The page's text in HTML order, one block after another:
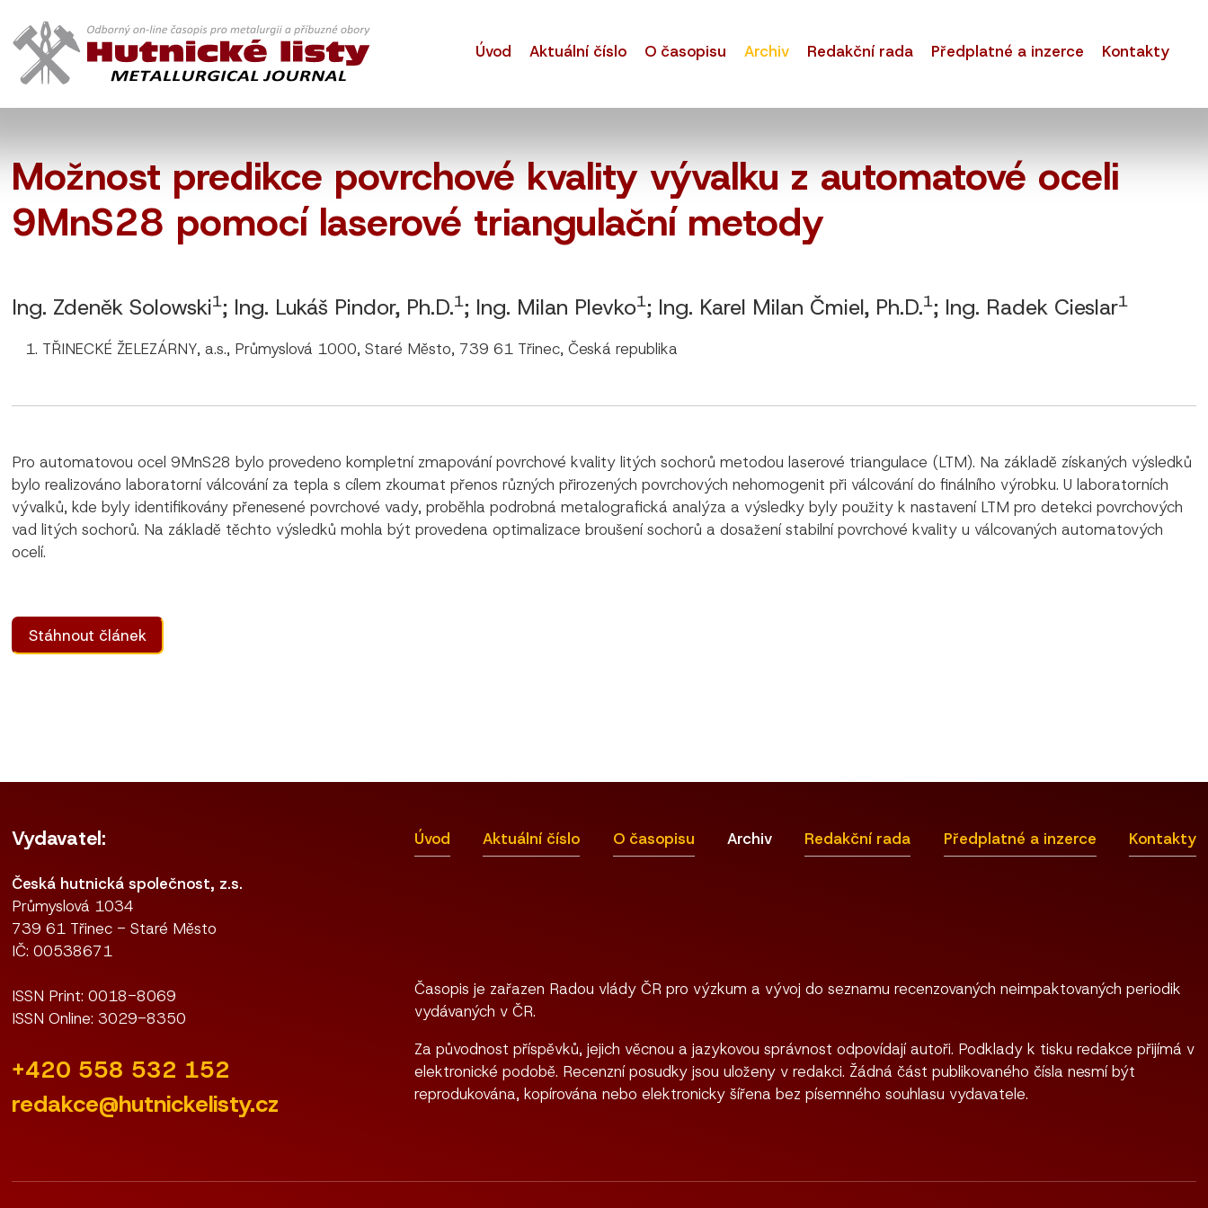
Úvod Aktuální číslo O časopisu Archiv Redakční rada Předplatné a inzerce Kontakty
Možnost predikce povrchové kvality vývalku z automatové oceli
9MnS28 pomocí laserové triangulační metody
Ing. Zdeněk Solowski1; Ing. Lukáš Pindor, Ph.D.1; Ing. Milan Plevko1; Ing. Karel Milan Čmiel, Ph.D.1; Ing. Radek Cieslar1
TŘINECKÉ ŽELEZÁRNY, a.s., Průmyslová 1000, Staré Město, 739 61 Třinec, Česká republika
Pro automatovou ocel 9MnS28 bylo provedeno kompletní zmapování povrchové kvality litých sochorů metodou laserové triangulace (LTM). Na základě získaných výsledků
bylo realizováno laboratorní válcování za tepla s cílem zkoumat přenos různých přirozených povrchových nehomogenit při válcování do finálního výrobku. U laboratorních
vývalků, kde byly identifikovány přenesené povrchové vady, proběhla podrobná metalografická analýza a výsledky byly použity k nastavení LTM pro detekci povrchových
vad litých sochorů. Na základě těchto výsledků mohla být provedena optimalizace broušení sochorů a dosažení stabilní povrchové kvality u válcovaných automatových
ocelí.
Stáhnout článek
Úvod Aktuální číslo O časopisu Archiv Redakční rada Předplatné a inzerce Kontakty
Časopis je zařazen Radou vlády ČR pro výzkum a vývoj do seznamu recenzovaných neimpaktovaných periodik
vydávaných v ČR.
Za původnost příspěvků, jejich věcnou a jazykovou správnost odpovídají autoři. Podklady k tisku redakce přijímá v
elektronické podobě. Recenzní posudky jsou uloženy v redakci. Žádná část publikovaného čísla nesmí být
reprodukována, kopírována nebo elektronicky šířena bez písemného souhlasu vydavatele.
Vydavatel:
Česká hutnická společnost, z.s.
Průmyslová 1034
739 61 Třinec - Staré Město
IČ: 00538671
ISSN Print: 0018-8069
ISSN Online: 3029-8350
+420 558 532 152
redakce@hutnickelisty.cz